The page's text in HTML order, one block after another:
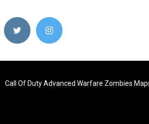
Call Of Duty Advanced Warfare Zombies